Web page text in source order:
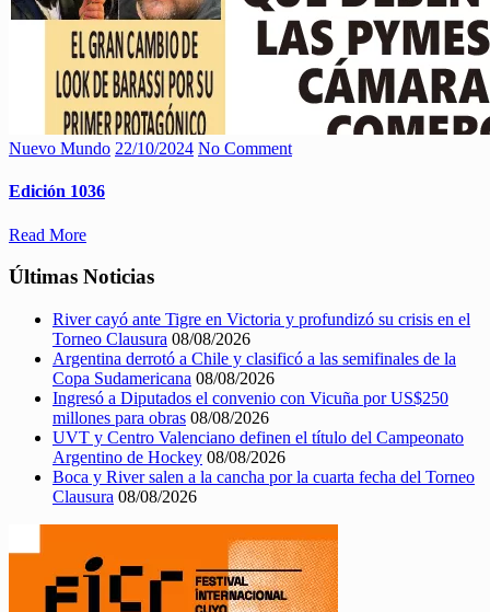
Nuevo Mundo 22/10/2024 No Comment
Edición 1036
Read More
Últimas Noticias
River cayó ante Tigre en Victoria y profundizó su crisis en el
Torneo Clausura 08/08/2026
Argentina derrotó a Chile y clasificó a las semifinales de la
Copa Sudamericana 08/08/2026
Ingresó a Diputados el convenio con Vicuña por US$250
millones para obras 08/08/2026
UVT y Centro Valenciano definen el título del Campeonato
Argentino de Hockey 08/08/2026
Boca y River salen a la cancha por la cuarta fecha del Torneo
Clausura 08/08/2026